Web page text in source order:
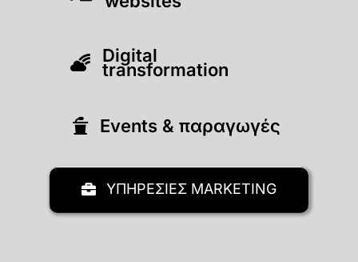
Digital
transformation
Εvents & παραγωγές
ΥΠΗΡΕΣΙΕΣ MARKETING